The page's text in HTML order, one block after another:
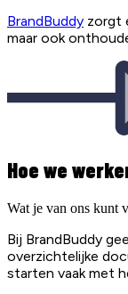
BrandBuddy zorgt
maar ook
Hoe we
Wat je van ons kunt
Bij BrandBuddy
overzichtelijke
starten vaak met